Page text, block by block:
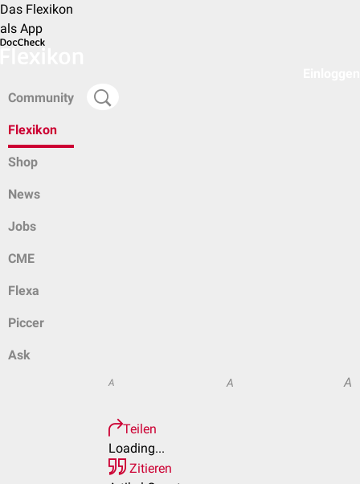
Das Flexikon
als App
Community
Flexikon
Shop
News
Jobs
CME
Flexa
Piccer
Ask
A A A
Teilen
Loading...
Zitieren